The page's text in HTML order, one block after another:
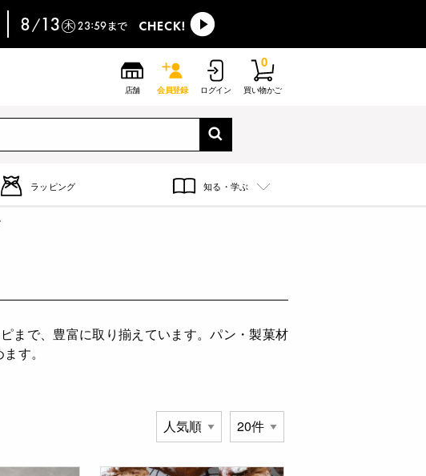
店舗 会員登録 ログイン 買い物かご
0
ラッピング 知る・学ぶ
まで、豊富に取り揃えています。パン・製菓材
す。